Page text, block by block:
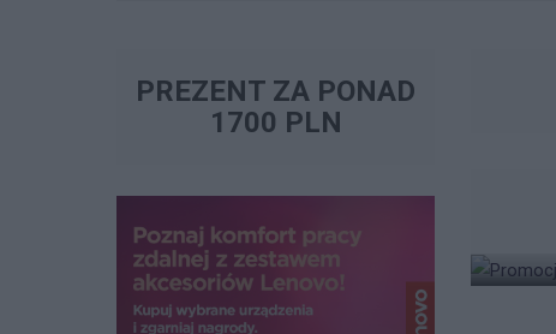
PREZENT ZA PONAD
1700 PLN